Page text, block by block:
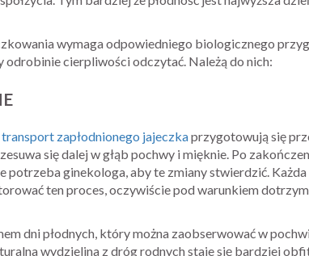
wymaga odpowiedniego biologicznego
odrobinie cierpliwości odczytać. Należą do nich:
transport zapłodnionego jajeczkaprzygotowują się
się dalej w głąb pochwy i mięknie. Po
potrzeba ginekologa, aby te zmiany stwierdzić.
ten proces, oczywiście pod warunkiem
dni płodnych, który można zaobserwować w
wydzielina z dróg rodnych staje się bardziej